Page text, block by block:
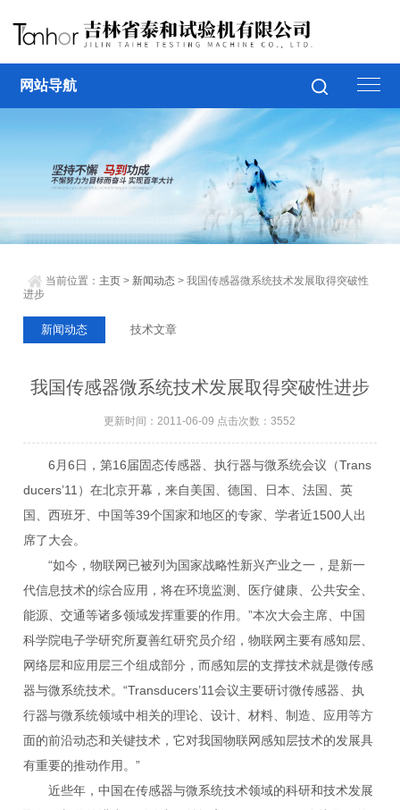
网站导航
当前位置： 主页 > 新闻动态 > 我国传感器微系统技术发展取得突破性
进步
新闻动态 技术文章
我国传感器微系统技术发展取得突破性进步
更新时间：2011-06-09 点击次数：3552
6月6日，第16届固态传感器、执行器与微系统会议（Trans
ducers’11）在北京开幕，来自美国、德国、日本、法国、英
国、西班牙、中国等39个国家和地区的专家、学者近1500人出
席了大会。
“如今，物联网已被列为国家战略性新兴产业之一，是新一
代信息技术的综合应用，将在环境监测、医疗健康、公共安全、
能源、交通等诸多领域发挥重要的作用。”本次大会主席、中国
科学院电子学研究所夏善红研究员介绍，物联网主要有感知层、
网络层和应用层三个组成部分，而感知层的支撑技术就是微传感
器与微系统技术。“Transducers’11会议主要研讨微传感器、执
行器与微系统领域中相关的理论、设计、材料、制造、应用等方
面的前沿动态和关键技术，它对我国物联网感知层技术的发展具
有重要的推动作用。”
近些年，中国在传感器与微系统技术领域的科研和技术发展